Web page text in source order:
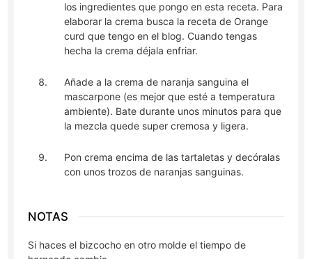
los ingredientes que pongo en esta receta. Para
elaborar la crema busca la receta de Orange
curd que tengo en el blog. Cuando tengas
hecha la crema déjala enfriar.
Añade a la crema de naranja sanguina el
mascarpone (es mejor que esté a temperatura
ambiente). Bate durante unos minutos para que
la mezcla quede super cremosa y ligera.
Pon crema encima de las tartaletas y decóralas
con unos trozos de naranjas sanguinas.
NOTAS
Si haces el bizcocho en otro molde el tiempo de